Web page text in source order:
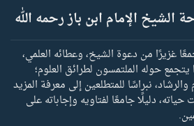
الشيخ الإمام ابن باز رحمه الله
غزيرًا من دعوة الشيخ، وعطائه العلمي،
يتجمع حوله الملتمسون لطرائق العلوم؛
نبراسًا للمتطلعين إلى معرفة المزيد
دليلًا جامعًا لفتاويه وإجاباته على